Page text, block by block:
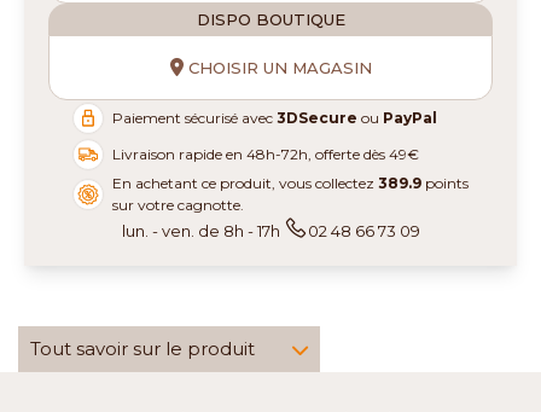
DISPO BOUTIQUE
CHOISIR UN MAGASIN
Paiement sécurisé avec3DSecure ou PayPal
Livraison rapide en 48h-72h, offerte dès 49€
En achetant ce produit, vous collectez389.9 points
sur votre cagnotte.
lun. - ven. de 8h - 17h 02 48 66 73 09
Tout savoir sur le produit